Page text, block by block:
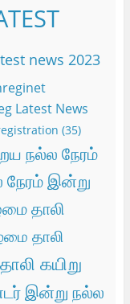
news 2023
Latest News
(35)
நல்ல நேரம்
நேரம் இன்று
தாலி
தாலி
கயிறு
இன்று நல்ல